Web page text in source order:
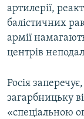
артилерії,
балістичних
армії
центрів
Росія
загарбницьку
«спеціальною